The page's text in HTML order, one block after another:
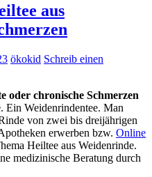
aus
ökokid Schreib einen
oder chronische Schmerzen
Ein Weidenrindentee. Man
von zwei bis dreijährigen
erwerben bzw. Online
Heiltee aus Weidenrinde.
medizinische Beratung durch